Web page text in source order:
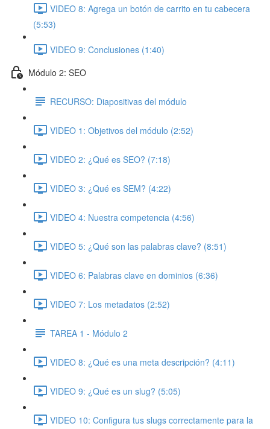
VIDEO 8: Agrega un botón de carrito en tu cabecera
(5:53)
VIDEO 9: Conclusiones (1:40)
Módulo 2: SEO
RECURSO: Diapositivas del módulo
VIDEO 1: Objetivos del módulo (2:52)
VIDEO 2: ¿Qué es SEO? (7:18)
VIDEO 3: ¿Qué es SEM? (4:22)
VIDEO 4: Nuestra competencia (4:56)
VIDEO 5: ¿Qué son las palabras clave? (8:51)
VIDEO 6: Palabras clave en dominios (6:36)
VIDEO 7: Los metadatos (2:52)
TAREA 1 - Módulo 2
VIDEO 8: ¿Qué es una meta descripción? (4:11)
VIDEO 9: ¿Qué es un slug? (5:05)
VIDEO 10: Configura tus slugs correctamente para la